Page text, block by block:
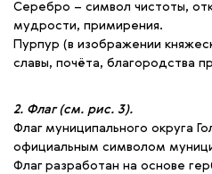
Серебро – символ чистоты,
мудрости, примирения.
Пурпур (в изображении
славы, почёта, благородства
2. Флаг (см. рис. 3).
Флаг муниципального округа
официальным символом
Флаг разработан на основе